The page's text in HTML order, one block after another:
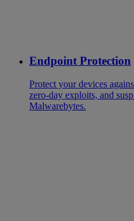
Endpoint Protection
Protect your devices
zero-day exploits, and
Malwarebytes.